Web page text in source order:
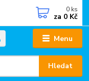
Menu
Hledat
0 ks
za 0 Kč